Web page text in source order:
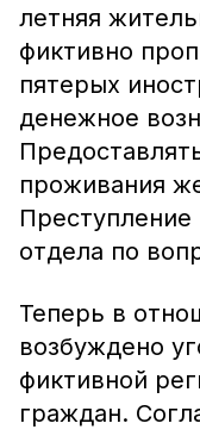
летняя
фиктивно
пятерых
денежное
проживания
отдела по
Теперь в
возбуждено
фиктивной
граждан.